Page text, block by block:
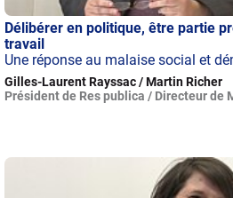
Délibérer en politique, être partie
travail
Une réponse au malaise social et
Gilles-Laurent Rayssac / Martin Richer
Président de Res publica / Directeur de